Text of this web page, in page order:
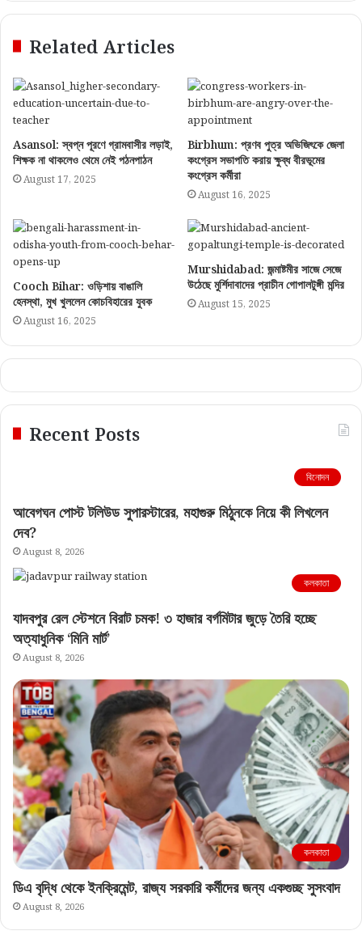
Related Articles
Asansol: স্বপ্ন পূরণে গ্রামবাসীর লড়াই,
শিক্ষক না থাকলেও থেমে নেই পঠনপাঠন
August 17, 2025
Birbhum: প্রণব পুত্র অভিজিৎকে জেলা
কংগ্রেস সভাপতি করায় ক্ষুব্ধ বীরভূমের
কংগ্রেস কর্মীরা
August 16, 2025
Cooch Bihar: ওড়িশায় বাঙালি
হেনস্থা, মুখ খুললেন কোচবিহারের যুবক
August 16, 2025
Murshidabad: জন্মাষ্টমীর সাজে সেজে
উঠেছে মুর্শিদাবাদের প্রাচীন গোপালটুঙ্গী মন্দির
August 15, 2025
Recent Posts
বিনোদন
আবেগঘন পোস্ট টলিউড সুপারস্টারের, মহাগুরু মিঠুনকে নিয়ে কী লিখলেন
দেব?
August 8, 2026
কলকাতা
যাদবপুর রেল স্টেশনে বিরাট চমক! ৩ হাজার বর্গমিটার জুড়ে তৈরি হচ্ছে
অত্যাধুনিক ‘মিনি মার্ট’
August 8, 2026
কলকাতা
ডিএ বৃদ্ধি থেকে ইনক্রিমেন্ট, রাজ্য সরকারি কর্মীদের জন্য একগুচ্ছ সুসংবাদ
August 8, 2026